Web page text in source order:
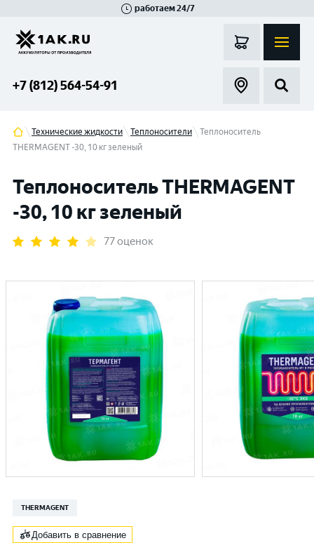
работаем 24/7
+7 (812) 564-54-91
Технические жидкости Теплоносители
Теплоноситель
THERMAGENT -30, 10 кг зеленый
Теплоноситель THERMAGENT
-30, 10 кг зеленый
77 оценок
THERMAGENT
Добавить в сравнение
Гатчина